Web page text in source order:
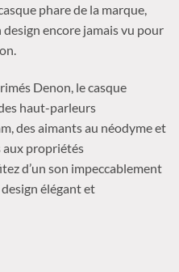
phare de la marque,
encore jamais vu pour
Denon, le casque
haut-parleurs
des aimants au néodyme et
aux propriétés
d’un son impeccablement
élégant et